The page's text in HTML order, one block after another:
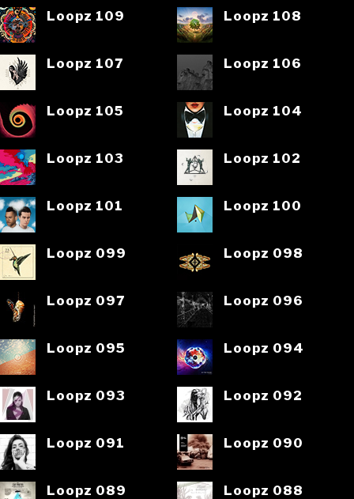
Loopz 109 Loopz 108
Loopz 107 Loopz 106
Loopz 105 Loopz 104
Loopz 103 Loopz 102
Loopz 101 Loopz 100
Loopz 099 Loopz 098
Loopz 097 Loopz 096
Loopz 095 Loopz 094
Loopz 093 Loopz 092
Loopz 091 Loopz 090
Loopz 089 Loopz 088